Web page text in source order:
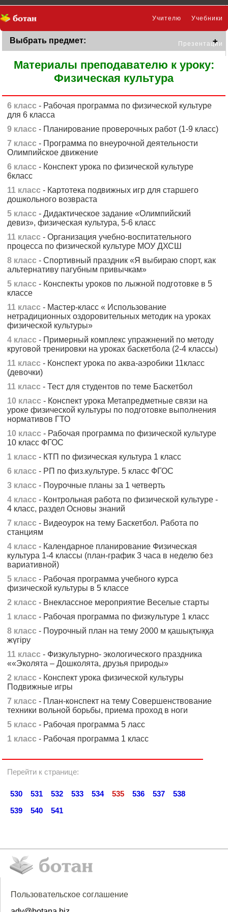
Учебники
Учителю
Презентации
Выбрать предмет:
Материалы преподавателю к уроку:
Физическая культура
6 класс - Рабочая программа по физической культуре
для 6 класса
9 класс - Планирование проверочных работ (1-9 класс)
7 класс - Программа по внеурочной деятельности
Олимпийское движение
6 класс - Конспект урока по физической культуре
6класс
11 класс - Картотека подвижных игр для старшего
дошкольного возвраста
5 класс - Дидактическое задание «Олимпийский
девиз», физическая культура, 5-6 класс
11 класс - Организация учебно-воспитательного
процесса по физической культуре МОУ ДХСШ
8 класс - Спортивный праздник «Я выбираю спорт, как
альтернативу пагубным привычкам»
5 класс - Конспекты уроков по лыжной подготовке в 5
классе
11 класс - Мастер-класс « Использование
нетрадиционных оздоровительных методик на уроках
физической культуры»
4 класс - Примерный комплекс упражнений по методу
круговой тренировки на уроках баскетбола (2-4 классы)
11 класс - Конспект урока по аква-аэробики 11класс
(девочки)
11 класс - Тест для студентов по теме Баскетбол
10 класс - Конспект урока Метапредметные связи на
уроке физической культуры по подготовке выполнения
нормативов ГТО
10 класс - Рабочая программа по физической культуре
10 класс ФГОС
1 класс - КТП по физическая культура 1 класс
6 класс - РП по физ.культуре. 5 класс ФГОС
3 класс - Поурочные планы за 1 четверть
4 класс - Контрольная работа по физической культуре -
4 класс, раздел Основы знаний
7 класс - Видеоурок на тему Баскетбол. Работа по
станциям
4 класс - Календарное планирование Физическая
культура 1-4 классы (план-график 3 часа в неделю без
вариативной)
5 класс - Рабочая программа учебного курса
физической культуры в 5 классе
2 класс - Внеклассное мероприятие Веселые старты
1 класс - Рабочая программа по физкультуре 1 класс
8 класс - Поурочный план на тему 2000 м қашықтыққа
жүгіру
11 класс - Физкультурно- экологического праздника
««Эколята – Дошколята, друзья природы»
2 класс - Конспект урока физической культуры
Подвижные игры
7 класс - План-конспект на тему Совершенствование
техники вольной борьбы, приема проход в ноги
5 класс - Рабочая программа 5 ласс
1 класс - Рабочая программа 1 класс
Перейти к странице:
530 531 532 533 534 535 536 537
538
539
540 541
Пользовательское соглашение